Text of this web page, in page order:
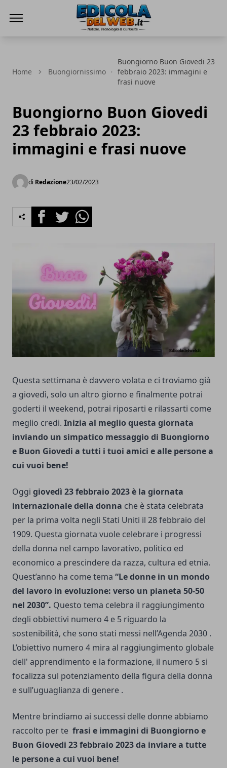
Home Buongiornissimo
Buongiorno Buon Giovedi 23
febbraio 2023: immagini e
frasi nuove
Buongiorno Buon Giovedi
23 febbraio 2023:
immagini e frasi nuove
di Redazione23/02/2023
FacebookTwitterWhatsapp
Questa settimana è davvero volata e ci troviamo già
a giovedì, solo un altro giorno e finalmente potrai
goderti il weekend, potrai riposarti e rilassarti come
meglio credi. Inizia al meglio questa giornata
inviando un simpatico messaggio di Buongiorno
e Buon Giovedi a tutti i tuoi amici e alle persone a
cui vuoi bene!
Oggi giovedì 23 febbraio 2023 è la giornata
internazionale della donna che è stata celebrata
per la prima volta negli Stati Uniti il 28 febbraio del
1909. Questa giornata vuole celebrare i progressi
della donna nel campo lavorativo, politico ed
economico a prescindere da razza, cultura ed etnia.
Quest’anno ha come tema “Le donne in un mondo
del lavoro in evoluzione: verso un pianeta 50-50
nel 2030”. Questo tema celebra il raggiungimento
degli obbiettivi numero 4 e 5 riguardo la
sostenibilità, che sono stati messi nell’Agenda 2030 .
L’obiettivo numero 4 mira al raggiungimento globale
dell' apprendimento e la formazione, il numero 5 si
focalizza sul potenziamento della figura della donna
e sull’uguaglianza di genere .
Mentre brindiamo ai successi delle donne abbiamo
raccolto per te frasi e immagini di Buongiorno e
Buon Giovedi 23 febbraio 2023 da inviare a tutte
le persone a cui vuoi bene!